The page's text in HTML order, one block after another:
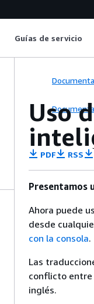
Guías de servicio
Uso
PDF RSS
Presentamos
Ahora puede
desde
con la consola.
Las
conflicto entre
inglés.